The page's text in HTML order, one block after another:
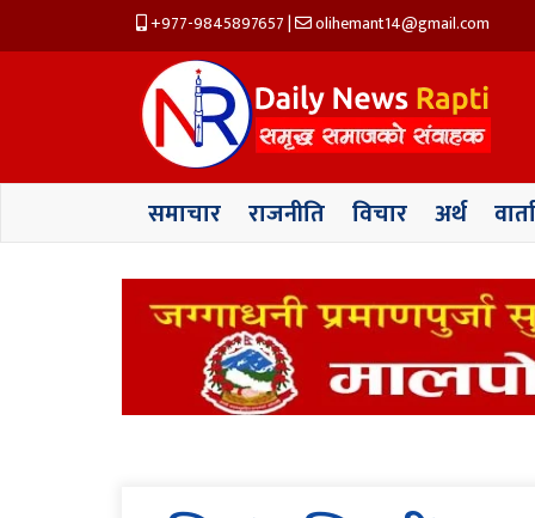
+977-9845897657| olihemant14@gmail.com
समाचार राजनीति विचार अर्थ